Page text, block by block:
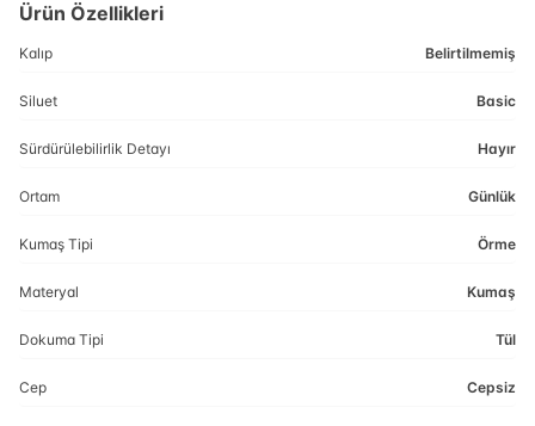
Ürün Özellikleri
Kalıp Belirtilmemiş
Siluet Basic
Sürdürülebilirlik Detayı Hayır
Ortam Günlük
Kumaş Tipi Örme
Materyal Kumaş
Dokuma Tipi Tül
Cep Cepsiz